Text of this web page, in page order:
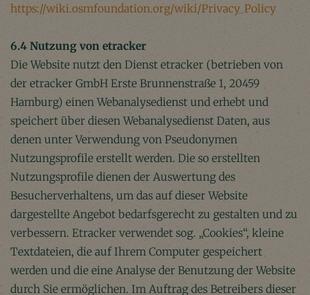
https://wiki.osmfoundation.org/wiki/Privacy_Policy
6.4 Nutzung von etracker
Die Website nutzt den Dienst etracker (betrieben von
der etracker GmbH Erste Brunnenstraße 1, 20459
Hamburg) einen Webanalysedienst und erhebt und
speichert über diesen Webanalysedienst Daten, aus
denen unter Verwendung von Pseudonymen
Nutzungsprofile erstellt werden. Die so erstellten
Nutzungsprofile dienen der Auswertung des
Besucherverhaltens, um das auf dieser Website
dargestellte Angebot bedarfsgerecht zu gestalten und zu
verbessern. Etracker verwendet sog. „Cookies“, kleine
Textdateien, die auf Ihrem Computer gespeichert
werden und die eine Analyse der Benutzung der Website
durch Sie ermöglichen. Im Auftrag des Betreibers dieser